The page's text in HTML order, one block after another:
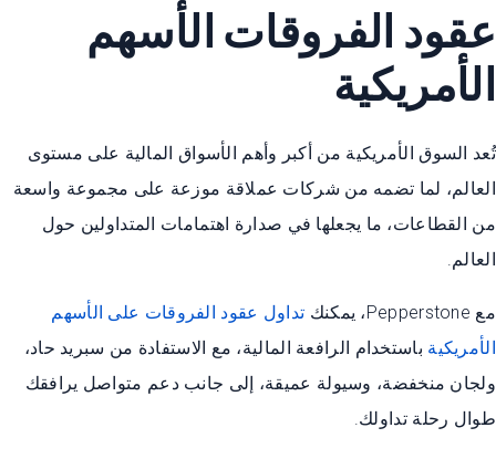
عقود الفروقات الأسهم
الأمريكية
تُعد السوق الأمريكية من أكبر وأهم الأسواق المالية على مستوى
العالم، لما تضمه من شركات عملاقة موزعة على مجموعة واسعة
من القطاعات، ما يجعلها في صدارة اهتمامات المتداولين حول
العالم.
مع Pepperstone، يمكنك
تداول عقود الفروقات على الأسهم
الأمريكية باستخدام الرافعة المالية، مع الاستفادة من سبريد حاد،
ولجان منخفضة، وسيولة عميقة، إلى جانب دعم متواصل يرافقك
طوال رحلة تداولك.